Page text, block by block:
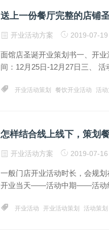
送上一份餐厅完整的店铺
开业活动方案 2019-07-19
面馆店圣诞开业策划书一、开
间：12月25日-12月27日三、 活
开业活动策划 餐饮开业活动 活动
怎样结合线上线下，策划
开业活动方案 2019-07-16
一般门店开业活动时长，会规
开业当天——活动中期——活动
开业活动 开业活动策划 活动策划